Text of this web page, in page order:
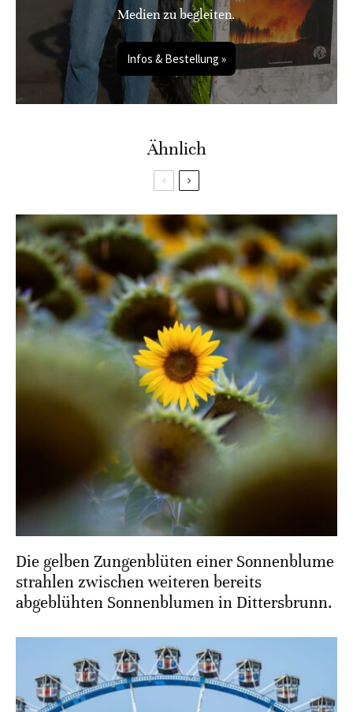
Medien zu begleiten.
Infos & Bestellung »
Ähnlich
Die gelben Zungenblüten einer Sonnenblume
strahlen zwischen weiteren bereits
abgeblühten Sonnenblumen in Dittersbrunn.